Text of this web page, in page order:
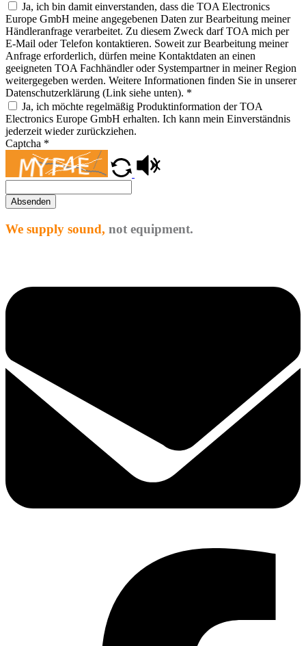
Ja, ich bin damit einverstanden, dass die TOA Electronics
Europe GmbH meine angegebenen Daten zur Bearbeitung meiner
Händleranfrage verarbeitet. Zu diesem Zweck darf TOA mich per
E-Mail oder Telefon kontaktieren. Soweit zur Bearbeitung meiner
Anfrage erforderlich, dürfen meine Kontaktdaten an einen
geeigneten TOA Fachhändler oder Systempartner in meiner Region
weitergegeben werden. Weitere Informationen finden Sie in unserer
Datenschutzerklärung (Link siehe unten). *
Ja, ich möchte regelmäßig Produktinformation der TOA
Electronics Europe GmbH erhalten. Ich kann mein Einverständnis
jederzeit wieder zurückziehen.
Captcha *
Absenden
We supply sound, not equipment.